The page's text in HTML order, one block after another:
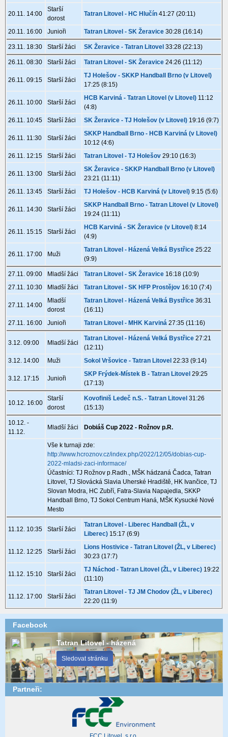
20.11. 14:00
Starší
dorost
Tatran Litovel - HC Hlučín 41:27 (20:11)
20.11. 16:00 Junioři Tatran Litovel - SK Žeravice 30:28 (16:14)
23.11. 18:30 Starší žáci SK Žeravice - Tatran Litovel 33:28 (22:13)
26.11. 08:30 Starší žáci Tatran Litovel - SK Žeravice 24:26 (11:12)
26.11. 09:15 Starší žáci
TJ Holešov - SKKP Handball Brno (v Litovel)
17:25 (8:15)
26.11. 10:00 Starší žáci
HCB Karviná - Tatran Litovel (v Litovel) 11:12
(4:8)
26.11. 10:45
Starší žáci SK Žeravice - TJ Holešov (v Litovel) 19:16 (9:7)
26.11. 11:30 Starší žáci
SKKP Handball Brno - HCB Karviná (v Litovel)
10:12 (4:6)
26.11. 12:15
Starší žáci Tatran Litovel - TJ Holešov 29:10 (16:3)
26.11. 13:00 Starší žáci
SK Žeravice - SKKP Handball Brno (v Litovel)
23:21 (11:11)
26.11. 13:45
Starší žáci TJ Holešov - HCB Karviná (v Litovel) 9:15 (5:6)
26.11. 14:30 Starší žáci
SKKP Handball Brno - Tatran Litovel (v Litovel)
19:24 (11:11)
26.11. 15:15 Starší žáci
HCB Karviná - SK Žeravice (v Litovel) 8:14
(4:9)
26.11. 17:00 Muži
Tatran Litovel - Házená Velká Bystřice 25:22
(9:9)
27.11. 09:00 Mladší žáci Tatran Litovel - SK Žeravice 16:18 (10:9)
27.11. 10:30
Mladší žáci Tatran Litovel - SK HFP Prostějov 16:10 (7:4)
27.11. 14:00
Mladší
dorost
Tatran Litovel - Házená Velká Bystřice 36:31
(16:11)
27.11. 16:00
Junioři Tatran Litovel - MHK Karviná 27:35 (11:16)
3.12. 09:00 Mladší žáci
Tatran Litovel - Házená Velká Bystřice 27:21
(12:11)
3.12. 14:00
Muži Sokol Vršovice - Tatran Litovel 22:33 (9:14)
3.12. 17:15 Junioři
SKP Frýdek-Místek B - Tatran Litovel 29:25
(17:13)
10.12. 16:00
Starší
dorost
Kovofiniš Ledeč n.S. - Tatran Litovel 31:26
(15:13)
10.12. -
11.12.
Mladší žáci Dobiáš Cup 2022 - Rožnov p.R.
Vše k turnaji zde:
http://www.hcroznov.cz/index.php/2022/12/05/dobias-cup-
2022-mladsi-zaci-informace/
Účastníci: TJ Rožnov p.Radh., MŠK hádzaná Čadca, Tatran
Litovel, TJ Slovácká Slavia Uherské Hradiště, HK Ivančice, TJ
Slovan Modra, HC Zubří, Fatra-Slavia Napajedla, SKKP
Handball Brno, TJ Sokol Centrum Haná, MŠK Kysucké Nové
Mesto
11.12. 10:35 Starší žáci
Tatran Litovel - Liberec Handball (ŽL, v
Liberec) 15:17 (6:9)
11.12. 12:25 Starší žáci
Lions Hostivice - Tatran Litovel (ŽL, v Liberec)
30:23 (17:7)
11.12. 15:10 Starší žáci
TJ Náchod - Tatran Litovel (ŽL, v Liberec) 19:22
(11:10)
11.12. 17:00 Starší žáci
Tatran Litovel - TJ JM Chodov (ŽL, v Liberec)
22:20 (11:9)
Facebook
Tatran Litovel - házená
Sledovat stránku
Partneři: